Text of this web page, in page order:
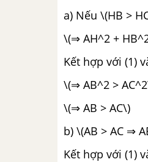
a) Nếu \(HB >
\(⇒ AH^2 +
Kết hợp với (1)
\(⇒ AB^2 >
\(⇒ AB > AC\)
b) \(AB > AC ⇒
Kết hợp với (1)